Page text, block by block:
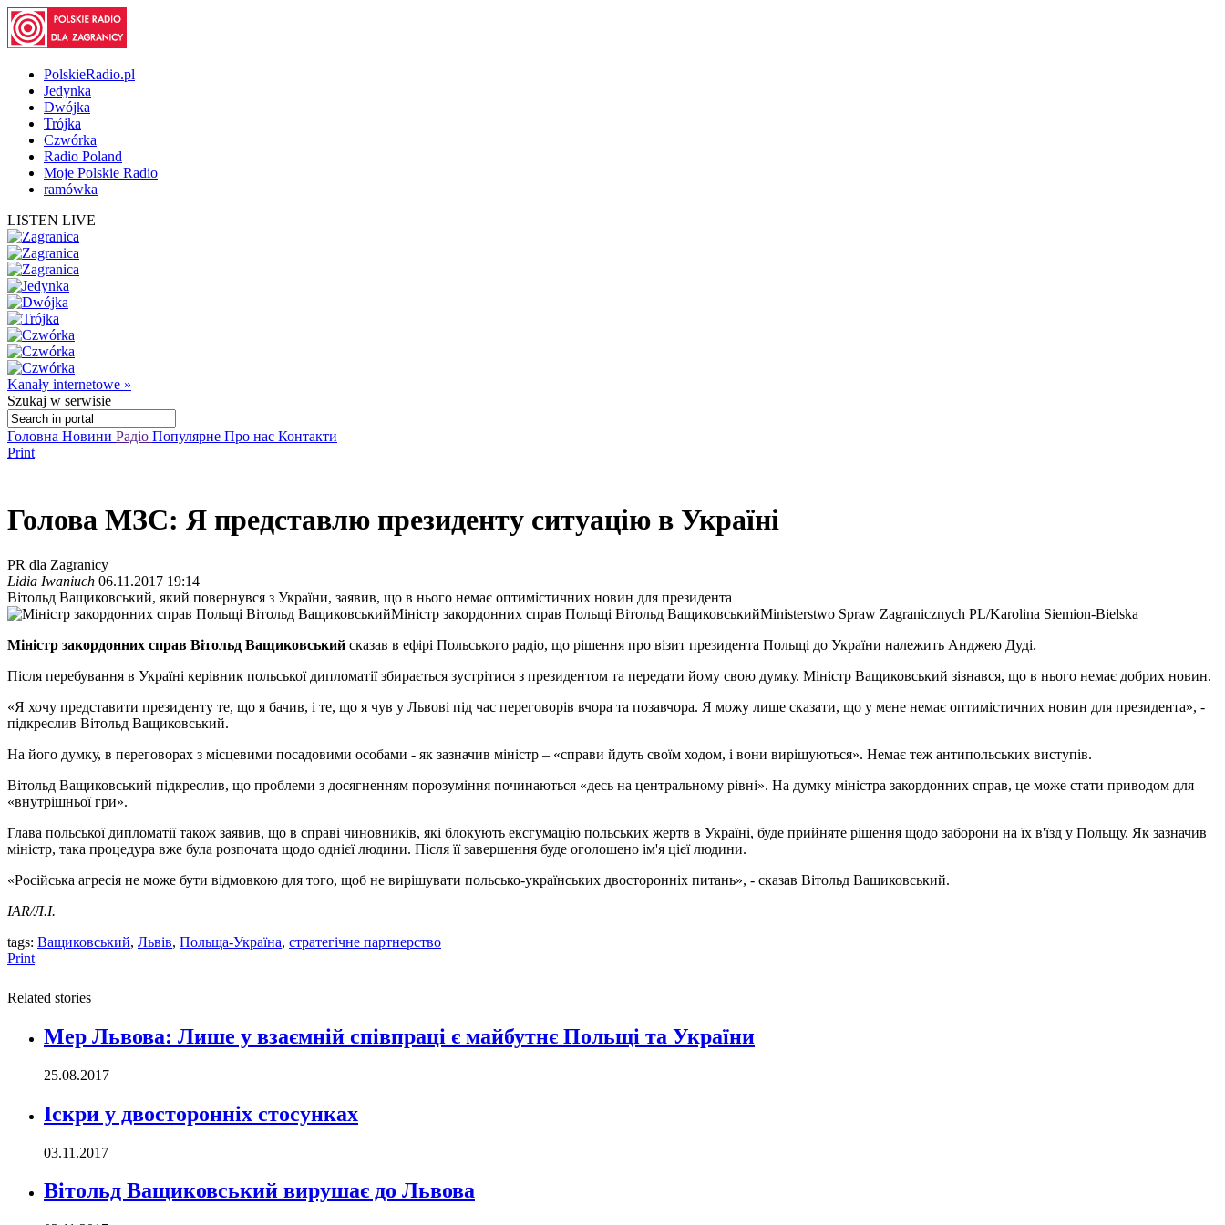
PolskieRadio.pl
Jedynka
Dwójka
Trójka
Czwórka
Radio Poland
Moje Polskie Radio
ramówka
LISTEN LIVE
Kanały internetowe »
Szukaj w serwisie
Головна Новини Радіо Популярне Про нас Контакти
Print
Голова МЗС: Я представлю президенту ситуацію в Україні
PR dla Zagranicy
Lidia Iwaniuch 06.11.2017 19:14
Вітольд Ващиковський, який повернувся з України, заявив, що в нього немає оптимістичних новин для президента
Міністр закордонних справ Польщі Вітольд ВащиковськийMinisterstwo Spraw Zagranicznych PL/Karolina Siemion-Bielska
Міністр закордонних справ Вітольд Ващиковський сказав в ефірі Польського радіо, що рішення про візит президента Польщі до України належить Анджею Дуді.
Після перебування в Україні керівник польської дипломатії збирається зустрітися з президентом та передати йому свою думку. Міністр Ващиковський зізнався, що в нього немає добрих новин.
«Я хочу представити президенту те, що я бачив, і те, що я чув у Львові під час переговорів вчора та позавчора. Я можу лише сказати, що у мене немає оптимістичних новин для президента», -
підкреслив Вітольд Ващиковський.
На його думку, в переговорах з місцевими посадовими особами - як зазначив міністр – «справи йдуть своїм ходом, і вони вирішуються». Немає теж антипольських виступів.
Вітольд Ващиковський підкреслив, що проблеми з досягненням порозуміння починаються «десь на центральному рівні». На думку міністра закордонних справ, це може стати приводом для
«внутрішньої гри».
Глава польської дипломатії також заявив, що в справі чиновників, які блокують ексгумацію польських жертв в Україні, буде прийняте рішення щодо заборони на їх в'їзд у Польщу. Як зазначив
міністр, така процедура вже була розпочата щодо однієї людини. Після її завершення буде оголошено ім'я цієї людини.
«Російська агресія не може бути відмовкою для того, щоб не вирішувати польсько-українських двосторонніх питань», - сказав Вітольд Ващиковський.
IAR/Л.І.
tags: Ващиковський, Львів, Польща-Україна, стратегічне партнерство
Print
Related stories
Мер Львова: Лише у взаємній співпраці є майбутнє Польщі та України
25.08.2017
Іскри у двосторонніх стосунках
03.11.2017
Вітольд Ващиковський вирушає до Львова